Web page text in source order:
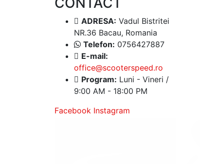
ADRESA: Vadul Bistritei
NR.36 Bacau, Romania
Telefon: 0756427887
E-mail:
office@scooterspeed.ro
Program: Luni - Vineri /
9:00 AM - 18:00 PM
Facebook Instagram